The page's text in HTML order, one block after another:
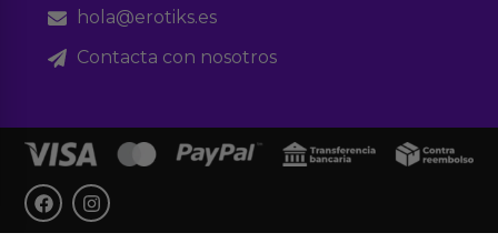
hola@erotiks.es
Contacta con nosotros
F
a
c
I
n
s